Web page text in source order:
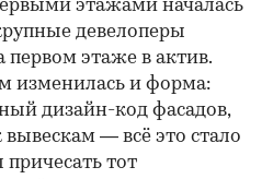
этажами началась
девелоперы
первом этаже в актив.
изменилась и форма:
дизайн-код фасадов,
вывескам — всё это стало
тот